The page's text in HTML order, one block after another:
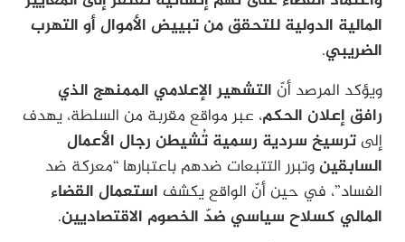
المالية الدولية للتحقق من تبييض الأموال أو التهرب
الضريبي.
ويؤكد المرصد أنّ التشهير الإعلامي الممنهج الذي
رافق إعلان الحكم، عبر مواقع مقربة من السلطة، يهدف
إلىترسيخ سردية رسمية تُشيطن رجال الأعمال
السابقينوتبرر التتبعات ضدهم باعتبارها “معركة ضد
الفساد”، في حين أنّ الواقع يكشف استعمال القضاء
المالي كسلاح سياسي ضدّ الخصوم الاقتصاديين.